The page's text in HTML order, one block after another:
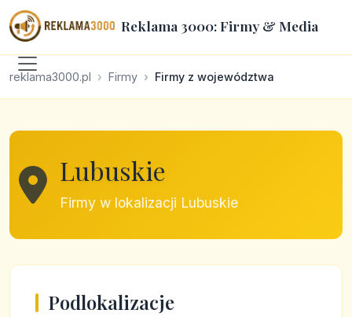
Reklama 3000: Firmy & Media
reklama3000.pl Firmy Firmy z województwa
Lubuskie
Firmy w lokalizacji Lubuskie
Podlokalizacje